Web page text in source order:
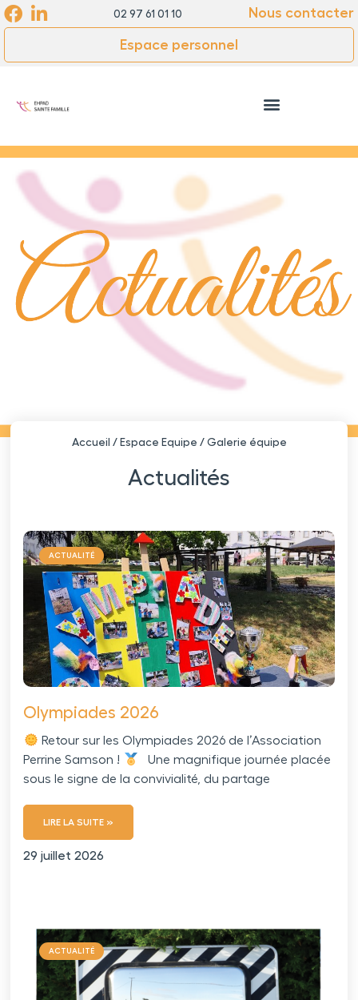
02 97 61 01 10 Nous contacter
Espace personnel
Accueil / Espace Equipe / Galerie équipe
Actualités
ACTUALITÉ
Olympiades 2026
Retour sur les Olympiades 2026 de l’Association
Perrine Samson !
Une magnifique journée placée
sous le signe de la convivialité, du partage
LIRE LA SUITE »
29 juillet 2026
ACTUALITÉ
Cookies management panel